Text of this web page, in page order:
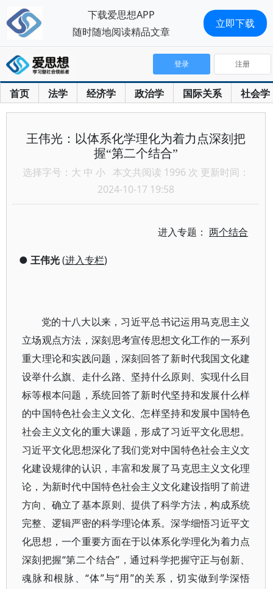
首页 法学 经济学 政治学 国际关系 社会学
登录 注册
王伟光：以体系化学理化为着力点深刻把
握“第二个结合”
选择字号： 大 中 小 本文共阅读 1996 次 更新时间：
2024-10-17 19:58
进入专题：两个结合
● 王伟光(进入专栏)
党的十八大以来，习近平总书记运用马克思主义
立场观点方法，深刻思考宣传思想文化工作的一系列
重大理论和实践问题，深刻回答了新时代我国文化建
设举什么旗、走什么路、坚持什么原则、实现什么目
标等根本问题，系统回答了新时代坚持和发展什么样
的中国特色社会主义文化、怎样坚持和发展中国特色
社会主义文化的重大课题，形成了习近平文化思想。
习近平文化思想深化了我们党对中国特色社会主义文
化建设规律的认识，丰富和发展了马克思主义文化理
论，为新时代中国特色社会主义文化建设指明了前进
方向、确立了基本原则、提供了科学方法，构成系统
完整、逻辑严密的科学理论体系。深学细悟习近平文
化思想，一个重要方面在于以体系化学理化为着力点
深刻把握“第二个结合”，通过科学把握守正与创新、
魂脉和根脉、“体”与“用”的关系，切实做到学深悟
下载爱思想APP
随时随地阅读精品文章
立即下载